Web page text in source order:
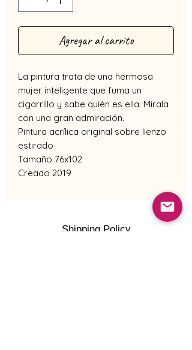
Agregar al carrito
La pintura trata de una hermosa
mujer inteligente que fuma un
cigarrillo y sabe quién es ella. Mírala
con una gran admiración.
Pintura acrílica original sobre lienzo
estirado
Tamaño 76x102
Creado 2019
Shipping Policy